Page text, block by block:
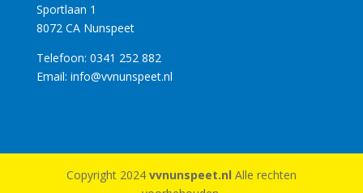
Sportlaan 1
8072 CA Nunspeet
Telefoon: 0341 252 882
Email: info@vvnunspeet.nl
Copyright 2024 vvnunspeet.nl Alle rechten